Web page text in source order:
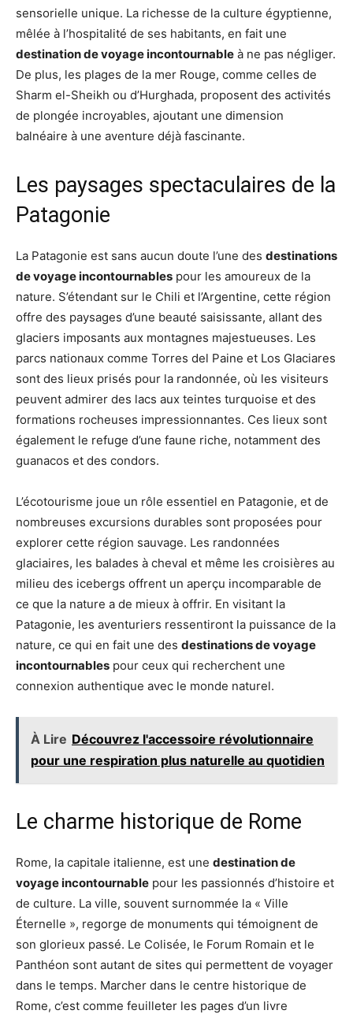
sensorielle unique. La richesse de la culture égyptienne,
mêlée à l’hospitalité de ses habitants, en fait une
destination de voyage incontournable à ne pas négliger.
De plus, les plages de la mer Rouge, comme celles de
Sharm el-Sheikh ou d’Hurghada, proposent des activités
de plongée incroyables, ajoutant une dimension
balnéaire à une aventure déjà fascinante.
Les paysages spectaculaires de la
Patagonie
La Patagonie est sans aucun doute l’une des destinations
de voyage incontournables pour les amoureux de la
nature. S’étendant sur le Chili et l’Argentine, cette région
offre des paysages d’une beauté saisissante, allant des
glaciers imposants aux montagnes majestueuses. Les
parcs nationaux comme Torres del Paine et Los Glaciares
sont des lieux prisés pour la randonnée, où les visiteurs
peuvent admirer des lacs aux teintes turquoise et des
formations rocheuses impressionnantes. Ces lieux sont
également le refuge d’une faune riche, notamment des
guanacos et des condors.
L’écotourisme joue un rôle essentiel en Patagonie, et de
nombreuses excursions durables sont proposées pour
explorer cette région sauvage. Les randonnées
glaciaires, les balades à cheval et même les croisières au
milieu des icebergs offrent un aperçu incomparable de
ce que la nature a de mieux à offrir. En visitant la
Patagonie, les aventuriers ressentiront la puissance de la
nature, ce qui en fait une des destinations de voyage
incontournables pour ceux qui recherchent une
connexion authentique avec le monde naturel.
À Lire Découvrez l'accessoire révolutionnaire
pour une respiration plus naturelle au quotidien
Le charme historique de Rome
Rome, la capitale italienne, est une destination de
voyage incontournable pour les passionnés d’histoire et
de culture. La ville, souvent surnommée la « Ville
Éternelle », regorge de monuments qui témoignent de
son glorieux passé. Le Colisée, le Forum Romain et le
Panthéon sont autant de sites qui permettent de voyager
dans le temps. Marcher dans le centre historique de
Rome, c’est comme feuilleter les pages d’un livre